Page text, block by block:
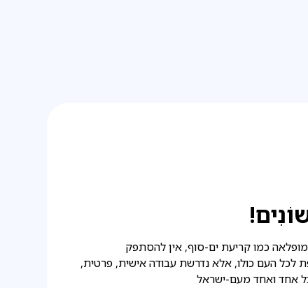
כמו קריעת ים-סוף, אין להסתפק
לכל העם כולו, אלא נדרשת עבודה אישית, פרטית,
אחד ואחד מעם-ישראל